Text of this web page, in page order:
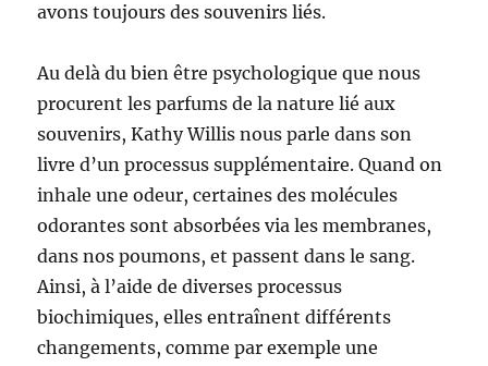
avons toujours des souvenirs liés.
Au delà du bien être psychologique que nous
procurent les parfums de la nature lié aux
souvenirs, Kathy Willis nous parle dans son
livre d’un processus supplémentaire. Quand on
inhale une odeur, certaines des molécules
odorantes sont absorbées via les membranes,
dans nos poumons, et passent dans le sang.
Ainsi, à l’aide de diverses processus
biochimiques, elles entraînent différents
changements, comme par exemple une